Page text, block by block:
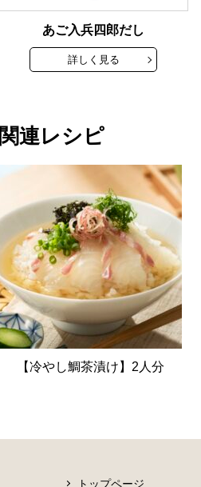
あご入兵四郎だし
詳しく見る
関連レシピ
【冷やし鯛茶漬け】2人分
トップページ